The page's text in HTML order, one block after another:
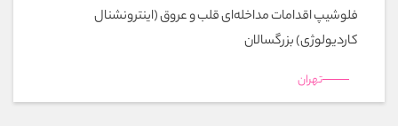
فلوشیپ اقدامات مداخله‌ای قلب و عروق (اینترونشنال
کاردیولوژی) بزرگسالان
تهران